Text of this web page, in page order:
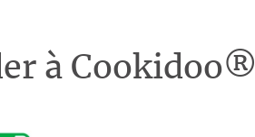
à Cookidoo®